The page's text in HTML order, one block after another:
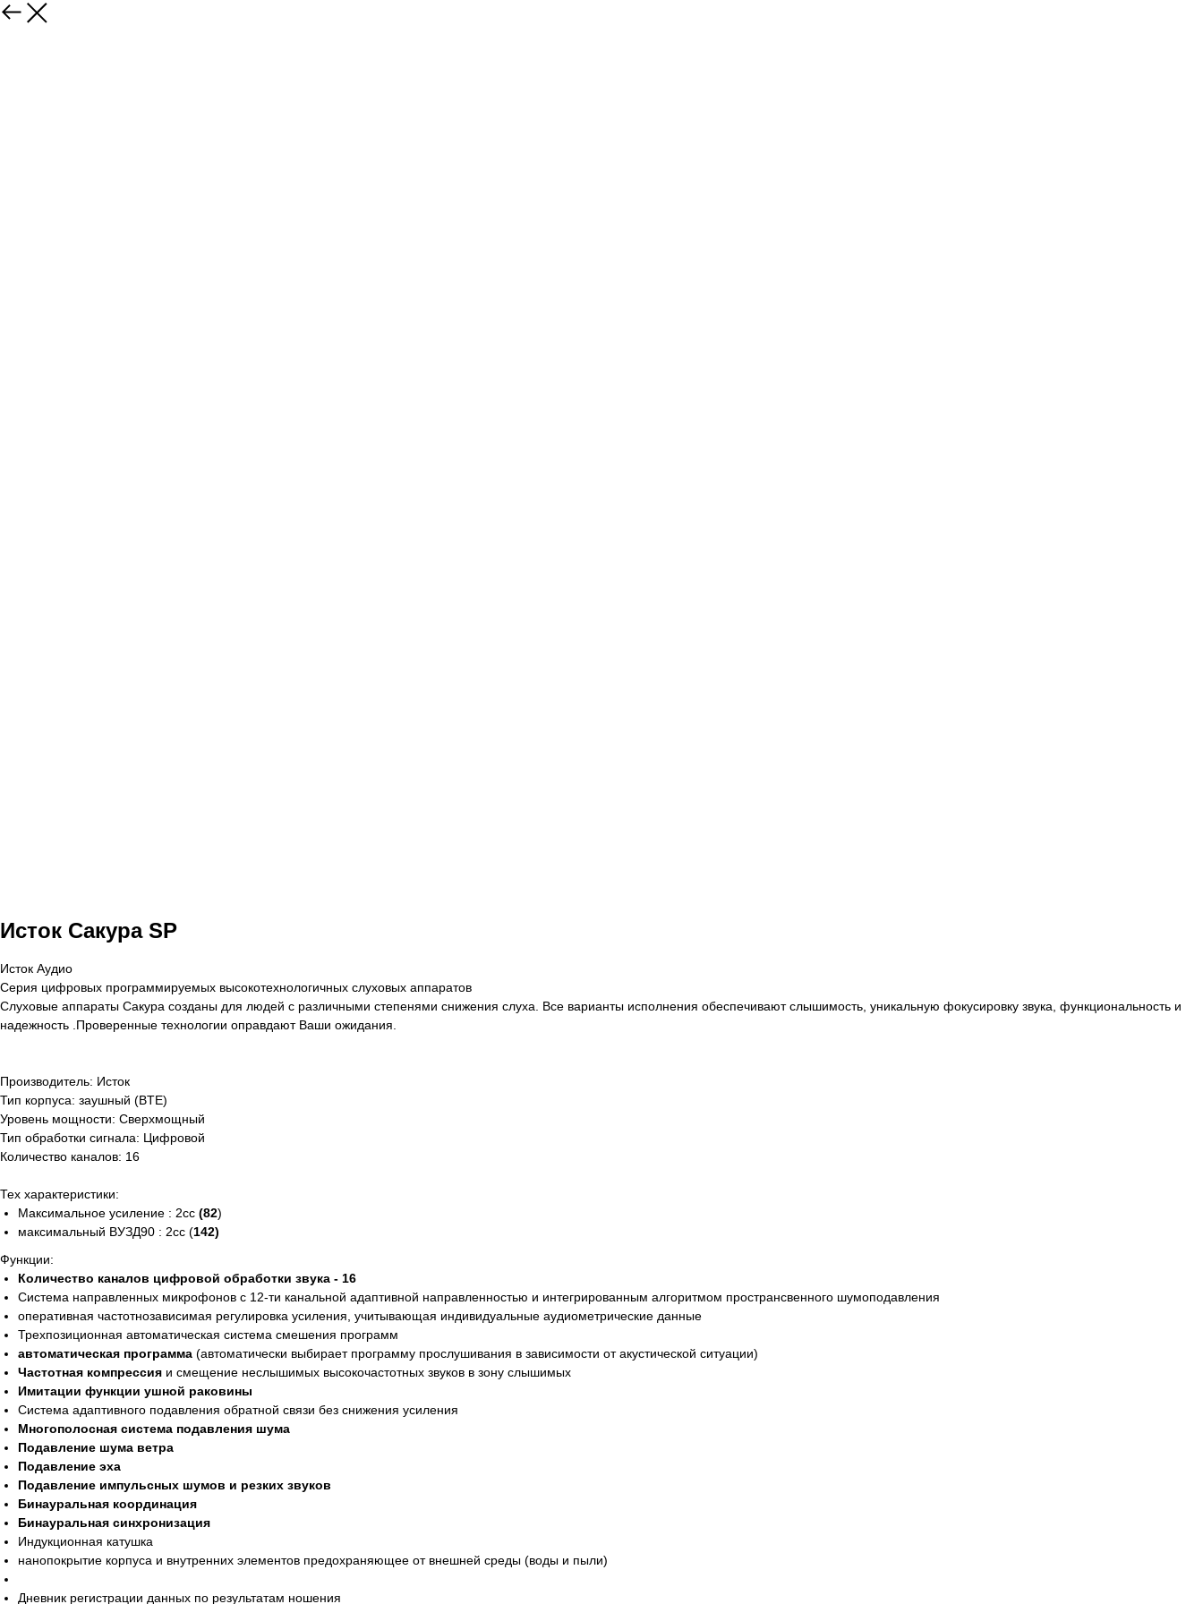
Исток Сакура SP
Исток Аудио
Серия цифровых программируемых высокотехнологичных слуховых аппаратов
Слуховые аппараты Сакура созданы для людей с различными степенями снижения слуха. Все варианты исполнения обеспечивают слышимость, уникальную фокусировку звука, функциональность и
надежность .Проверенные технологии оправдают Ваши ожидания.
Производитель: Исток
Тип корпуса: заушный (BTE)
Уровень мощности: Сверхмощный
Тип обработки сигнала: Цифровой
Количество каналов: 16
Тех характеристики:
Максимальное усиление : 2сс (82)
максимальный ВУЗД90 : 2сс (142)
Функции:
Количество каналов цифровой обработки звука - 16
Система направленных микрофонов с 12-ти канальной адаптивной направленностью и интегрированным алгоритмом пространсвенного шумоподавления
оперативная частотнозависимая регулировка усиления, учитывающая индивидуальные аудиометрические данные
Трехпозиционная автоматическая система смешения программ
автоматическая программа (автоматически выбирает программу прослушивания в зависимости от акустической ситуации)
Частотная компрессия и смещение неслышимых высокочастотных звуков в зону слышимых
Имитации функции ушной раковины
Система адаптивного подавления обратной связи без снижения усиления
Многополосная система подавления шума
Подавление шума ветра
Подавление эха
Подавление импульсных шумов и резких звуков
Бинауральная координация
Бинауральная синхронизация
Индукционная катушка
нанопокрытие корпуса и внутренних элементов предохраняющее от внешней среды (воды и пыли)
Дневник регистрации данных по результатам ношения